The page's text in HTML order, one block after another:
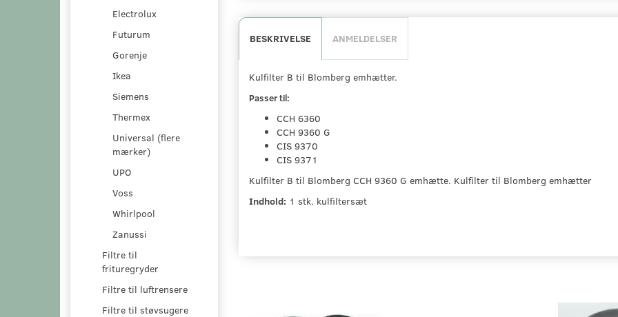
Electrolux
Futurum
Gorenje
Ikea
Siemens
Thermex
Universal (flere
mærker)
UPO
Voss
Whirlpool
Zanussi
Filtre til
frituregryder
Filtre til luftrensere
Filtre til støvsugere
BESKRIVELSE ANMELDELSER
Kulfilter B til Blomberg emhætter.
Passer til:
CCH 6360
CCH 9360 G
CIS 9370
CIS 9371
Kulfilter B til Blomberg CCH 9360 G emhætte. Kulfilter til Blomberg emhætter
Indhold: 1 stk. kulfiltersæt